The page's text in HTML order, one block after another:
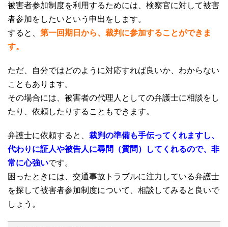
被害者参加制度を利用するためには、検察官に対して被害
者参加をしたいという申出をします。
すると、 第一回期日から、裁判に参加することができま
す。
ただ、自分ではどのように対応すれば良いか、わからない
こともあります。
その場合には、被害者の代理人としての弁護士に相談をし
たり、依頼したりすることもできます。
弁護士に依頼すると、 裁判の準備も手伝ってくれますし、
代わりに証人や被告人に尋問（質問）してくれるので、非
常に心強いです。
困ったときには、交通事故トラブルに注力している弁護士
を探して被害者参加制度について、相談してみると良いで
しょう。